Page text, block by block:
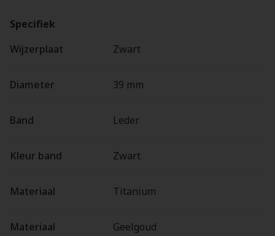
Specifiek
Wijzerplaat
Zwart
Diameter 39 mm
Band Leder
Kleur band Zwart
Materiaal Titanium
Materiaal Geelgoud